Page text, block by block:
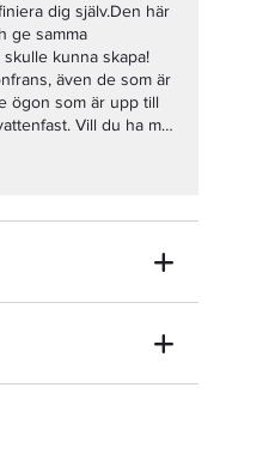
dig själv.Den här
ge samma
kunna skapa!
även de som är
ögon som är upp till
Vill du ha mer
omålade
till att ge
ml